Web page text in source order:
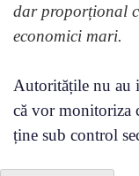
dar proporțional
economici mari.
Autoritățile nu au
că vor monitoriza
ține sub control